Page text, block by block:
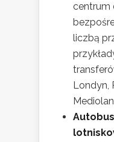
centrum
liczbą
Londyn,